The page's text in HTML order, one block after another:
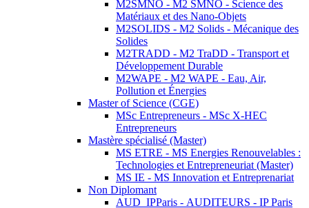
M2SMNO - M2 SMNO - Science des
Matériaux et des Nano-Objets
M2SOLIDS - M2 Solids - Mécanique des
Solides
M2TRADD - M2 TraDD - Transport et
Développement Durable
M2WAPE - M2 WAPE - Eau, Air,
Pollution et Énergies
Master of Science (CGE)
MSc Entrepreneurs - MSc X-HEC
Entrepreneurs
Mastère spécialisé (Master)
MS ETRE - MS Energies Renouvelables :
Technologies et Entrepreneuriat (Master)
MS IE - MS Innovation et Entreprenariat
Non Diplomant
AUD_IPParis - AUDITEURS - IP Paris